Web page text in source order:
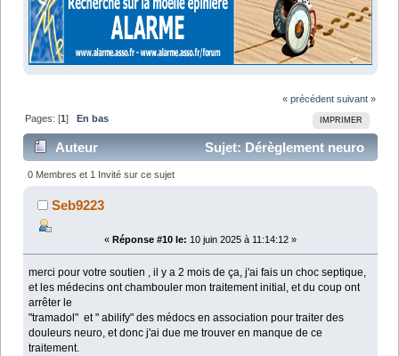
« précédent suivant »
IMPRIMER
Pages: [1] En bas
Auteur
Sujet: Dérèglement neuro
vegetatif (Lu 26257 fois)
0 Membres et 1 Invité sur ce sujet
Seb9223
« Réponse #10 le: 10 juin 2025 à 11:14:12 »
merci pour votre soutien , il y a 2 mois de ça, j'ai fais un choc septique,
et les médecins ont chambouler mon traitement initial, et du coup ont
arrêter le
"tramadol" et " abilify" des médocs en association pour traiter des
douleurs neuro, et donc j'ai due me trouver en manque de ce
traitement.